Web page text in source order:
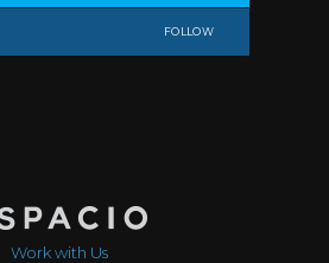
FOLLOW
Work with Us